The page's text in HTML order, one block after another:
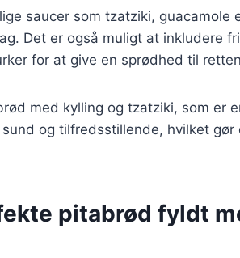
saucer som tzatziki, guacamole
Det er også muligt at inkludere
for at give en sprødhed til
med kylling og tzatziki, som er
og tilfredsstillende, hvilket gør
pitabrød fyldt